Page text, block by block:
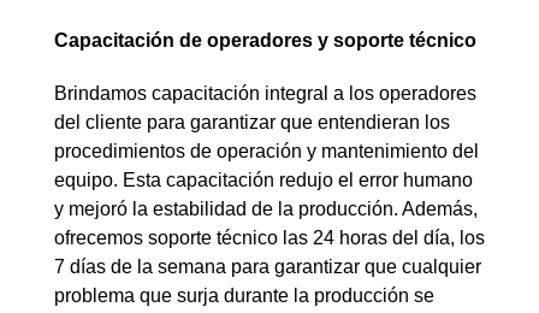
Capacitación de operadores y soporte técnico
Brindamos capacitación integral a los operadores
del cliente para garantizar que entendieran los
procedimientos de operación y mantenimiento del
equipo. Esta capacitación redujo el error humano
y mejoró la estabilidad de la producción. Además,
ofrecemos soporte técnico las 24 horas del día, los
7 días de la semana para garantizar que cualquier
problema que surja durante la producción se